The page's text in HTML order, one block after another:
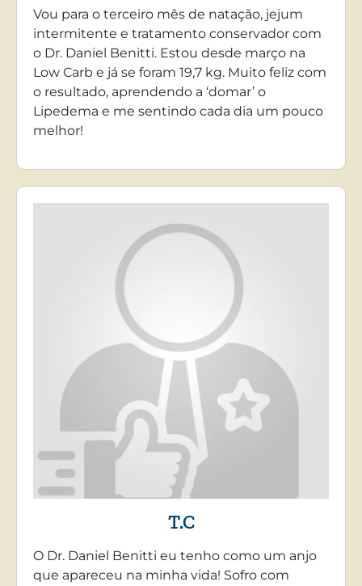
Vou para o terceiro mês de natação, jejum
intermitente e tratamento conservador com
o Dr. Daniel Benitti. Estou desde março na
Low Carb e já se foram 19,7 kg. Muito feliz com
o resultado, aprendendo a ‘domar’ o
Lipedema e me sentindo cada dia um pouco
melhor!
T.C
O Dr. Daniel Benitti eu tenho como um anjo
que apareceu na minha vida! Sofro com